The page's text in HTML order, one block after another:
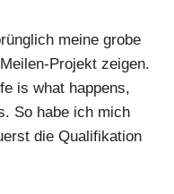
meine grobe
Projekt zeigen.
is what happens,
So habe ich mich
die Qualifikation